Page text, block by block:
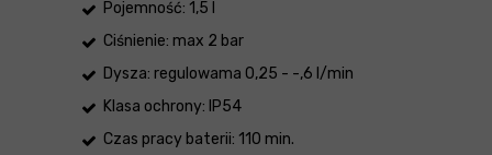
Pojemność: 1,5 l
Ciśnienie: max 2 bar
Dysza: regulowama 0,25 - -,6 l/min
Klasa ochrony: IP54
Czas pracy baterii: 110 min.